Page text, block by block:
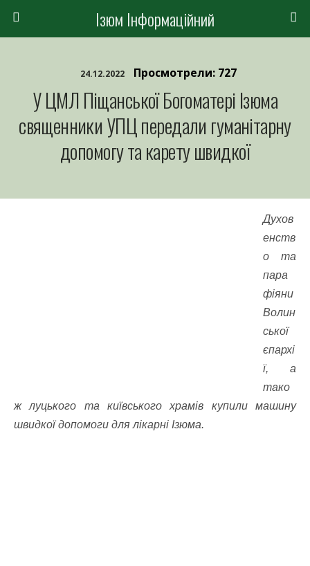
Ізюм Інформаційний
24.12.2022 Просмотрели: 727
У ЦМЛ Піщанської Богоматері Ізюма
священники УПЦ передали гуманітарну
допомогу та карету швидкої
Духов
енств
о та
пара
фіяни
Волин
ської
єпархі
ї, а
тако
ж луцького та київського храмів купили машину
швидкої допомоги для лікарні Ізюма.